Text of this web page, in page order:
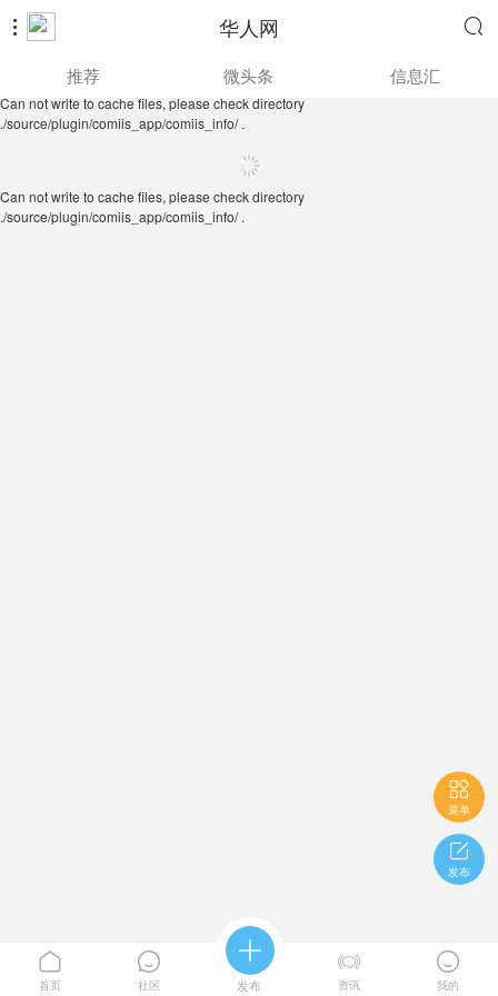
 华人网 
./source/plugin/comiis_app/comiis_info/ .
推荐 微头条 信息汇
Can not write to cache files, please check directory
./source/plugin/comiis_app/comiis_info/ .

菜单

发布

首页

社区

发布

资讯

我的
Can not write to cache files, please check directory
./source/plugin/comiis_app/comiis_info/ .